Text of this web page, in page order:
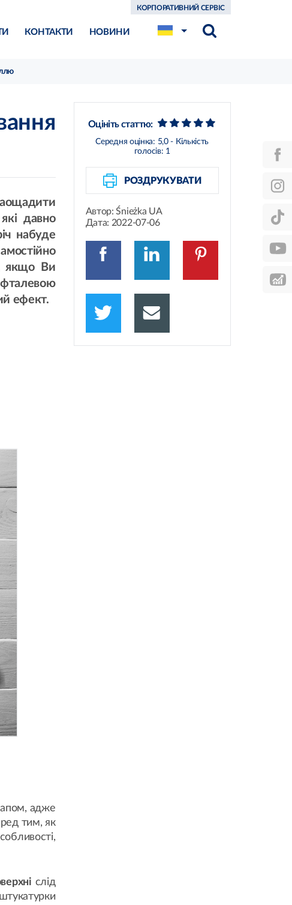
КОНТАКТИ НОВИНИ
КОРПОРАТИВНИЙ СЕРВІС
давно
набуде
якщо Ви
ефект.
адже
тим, як
слід
Оцініть статтю:
Середня оцінка: 5,0- Кількість
голосів: 1
РОЗДРУКУВАТИ
Автор:Śnieżka UA
Дата: 2022-07-06